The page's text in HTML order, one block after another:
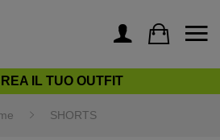
IL TUO OUTFIT
SHORTS